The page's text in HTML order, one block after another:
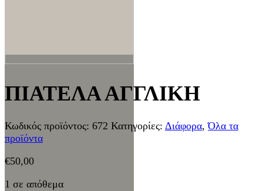
ΠΙΑΤΕΛΑ ΑΓΓΛΙΚΗ
Κωδικός προϊόντος: 672 Κατηγορίες: Διάφορα,Όλα τα
προϊόντα
€50,00
1 σε απόθεμα